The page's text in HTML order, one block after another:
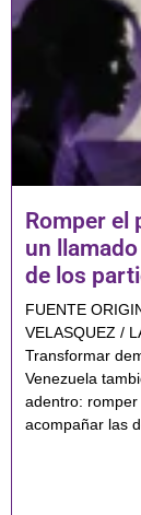
Romper el
un
de los
FUENTE
VELASQUEZ /
Transformar
Venezuela
adentro: romper
acompañar las